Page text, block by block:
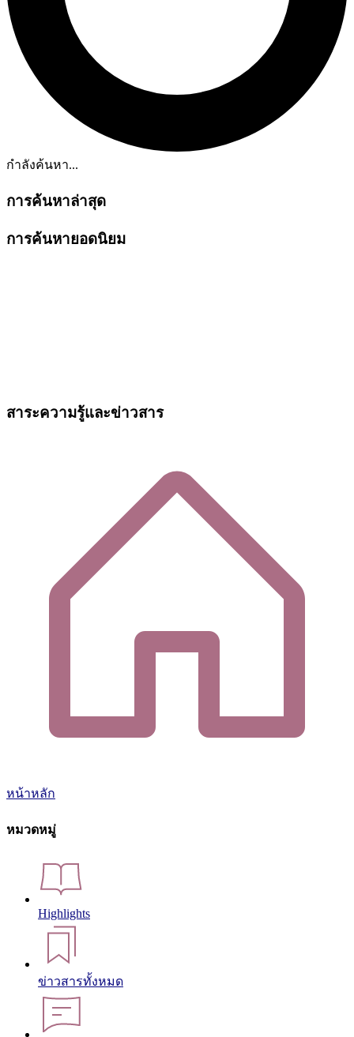
กำลังค้นหา...
การค้นหาล่าสุด
การค้นหายอดนิยม
สาระความรู้และข่าวสาร
หน้าหลัก
หมวดหมู่
Highlights
ข่าวสารทั้งหมด